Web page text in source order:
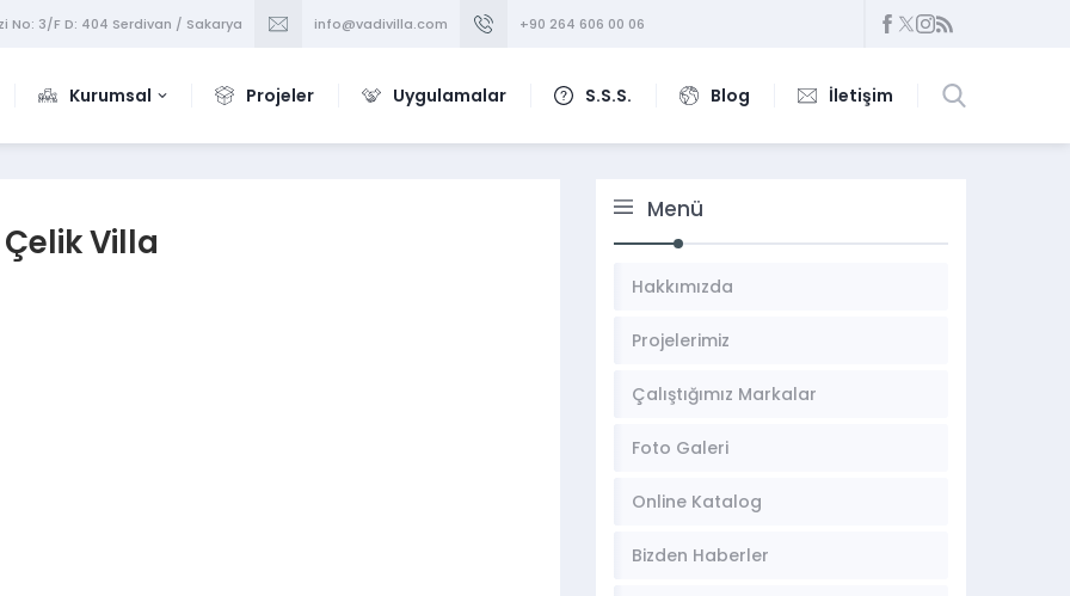
No: 3/F D: 404 Serdivan / Sakarya info@vadivilla.com +90 264 606 00 06
Kurumsal Projeler Uygulamalar S.S.S. Blog İletişim
Villa
Menü
Hakkımızda
Projelerimiz
Çalıştığımız Markalar
Foto Galeri
Online Katalog
Bizden Haberler